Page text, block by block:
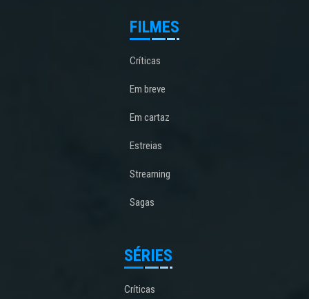
FILMES
Críticas
Em breve
Em cartaz
Estreias
Streaming
Sagas
SÉRIES
Críticas